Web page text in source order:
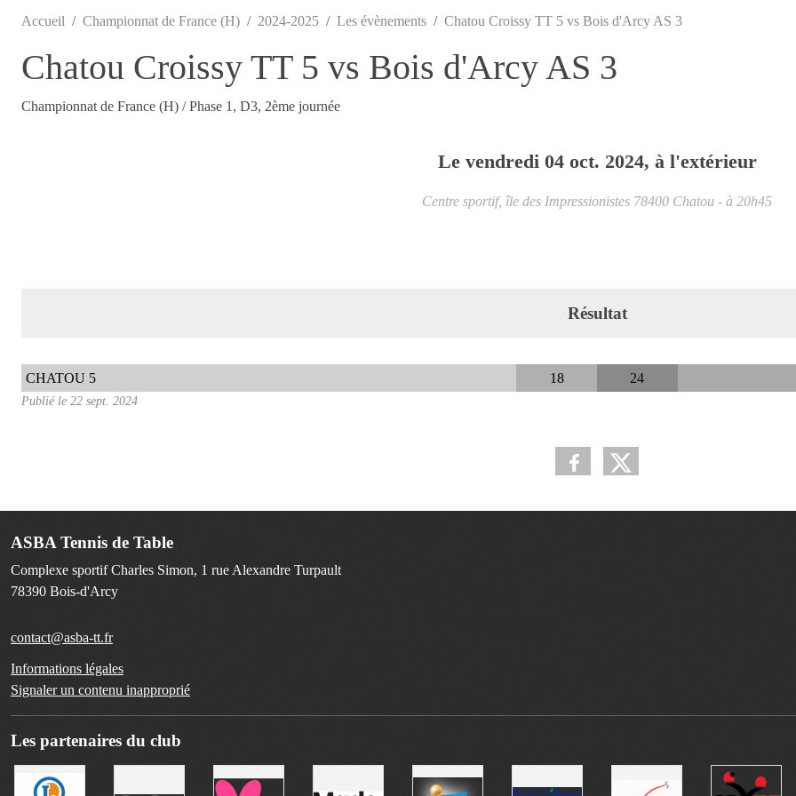
Accueil Championnat de France (H) 2024-2025 Les évènements Chatou Croissy TT 5 vs Bois d'Arcy AS 3
Chatou Croissy TT 5 vs Bois d'Arcy AS 3
Championnat de France (H) / Phase 1, D3, 2ème journée
Le vendredi 04 oct. 2024, à l'extérieur
Centre sportif, île des Impressionistes 78400 Chatou - à 20h45
Résultat
CHATOU 5 18 24
Publié le 22 sept. 2024
ASBA Tennis de Table
Complexe sportif Charles Simon, 1 rue Alexandre Turpault
78390 Bois-d'Arcy
contact@asba-tt.fr
Informations légales
Signaler un contenu inapproprié
Les partenaires du club